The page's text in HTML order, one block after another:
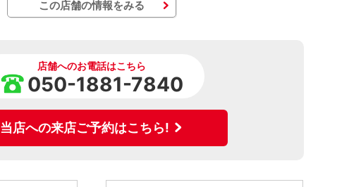
この店舗の情報をみる
店舗へのお電話はこちら
050-1881-7840
当店への来店ご予約はこちら!